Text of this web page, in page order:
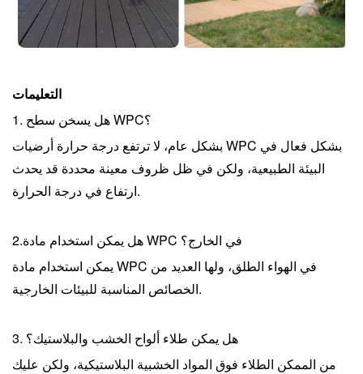
التعليمات
1. هل يسخن سطح WPC؟
بشكل عام، لا ترتفع درجة حرارة أرضيات WPC بشكل فعال في
البيئة الطبيعية، ولكن في ظل ظروف معينة محددة قد يحدث
ارتفاع في درجة الحرارة.
2.
هل يمكن استخدام مادة WPC في الخارج؟
يمكن استخدام مادة WPC في الهواء الطلق، ولها العديد من
الخصائص المناسبة للبيئات الخارجية.
3. هل يمكن طلاء ألواح الخشب والبلاستيك؟
من الممكن الطلاء فوق المواد الخشبية البلاستيكية، ولكن عليك